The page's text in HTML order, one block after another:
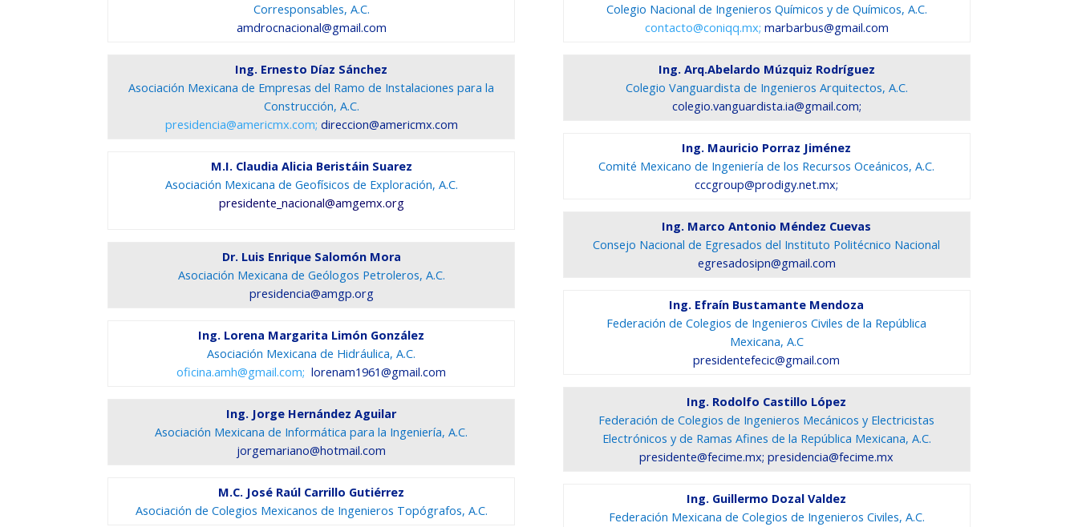
Corresponsables, A.C.
amdrocnacional@gmail.com
Ing. Ernesto Díaz Sánchez
Asociación Mexicana de Empresas del Ramo de Instalaciones para la
Construcción, A.C.
presidencia@americmx.com; direccion@americmx.com
M.I. Claudia Alicia Beristáin Suarez
Asociación Mexicana de Geofísicos de Exploración, A.C.
presidente_nacional@amgemx.org
Dr. Luis Enrique Salomón Mora
Asociación Mexicana de Geólogos Petroleros, A.C.
presidencia@amgp.org
Ing. Lorena Margarita Limón González
Asociación Mexicana de Hidráulica, A.C.
oficina.amh@gmail.com; lorenam1961@gmail.com
Ing. Jorge Hernández Aguilar
Asociación Mexicana de Informática para la Ingeniería, A.C.
jorgemariano@hotmail.com
M.C. José Raúl Carrillo Gutiérrez
Asociación de Colegios Mexicanos de Ingenieros Topógrafos, A.C.
Colegio Nacional de Ingenieros Químicos y de Químicos, A.C.
contacto@coniqq.mx; marbarbus@gmail.com
Ing. Arq.Abelardo Múzquiz Rodríguez
Colegio Vanguardista de Ingenieros Arquitectos, A.C.
colegio.vanguardista.ia@gmail.com;
Ing. Mauricio Porraz Jiménez
Comité Mexicano de Ingeniería de los Recursos Oceánicos, A.C.
cccgroup@prodigy.net.mx;
Ing. Marco Antonio Méndez Cuevas
Consejo Nacional de Egresados del Instituto Politécnico Nacional
egresadosipn@gmail.com
Ing. Efraín Bustamante Mendoza
Federación de Colegios de Ingenieros Civiles de la República
Mexicana, A.C
presidentefecic@gmail.com
Ing. Rodolfo Castillo López
Federación de Colegios de Ingenieros Mecánicos y Electricistas
Electrónicos y de Ramas Afines de la República Mexicana, A.C.
presidente@fecime.mx; presidencia@fecime.mx
Ing. Guillermo Dozal Valdez
Federación Mexicana de Colegios de Ingenieros Civiles, A.C.